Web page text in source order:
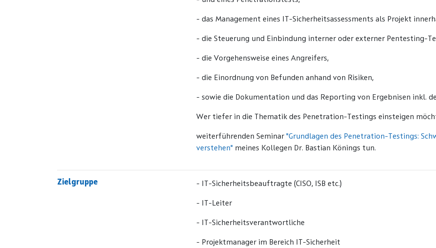
- das Management eines IT-Sicherheitsassessments als Projekt
- die Steuerung und Einbindung interner oder externer Pentesting-
- die Vorgehensweise eines Angreifers,
- die Einordnung von Befunden anhand von Risiken,
- sowie die Dokumentation und das Reporting von Ergebnisen inkl.
Wer tiefer in die Thematik des Penetration-Testings einsteigen
weiterführenden Seminar"Grundlagen des Penetration-Testings:
verstehen" meines Kollegen Dr. Bastian Könings tun.
Zielgruppe - IT-Sicherheitsbeauftragte (CISO, ISB etc.)
- IT-Leiter
- IT-Sicherheitsverantwortliche
- Projektmanager im Bereich IT-Sicherheit